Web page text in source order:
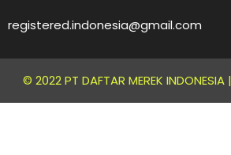
registered.indonesia@gmail.com
© 2022 PT DAFTAR MEREK INDONESIA |